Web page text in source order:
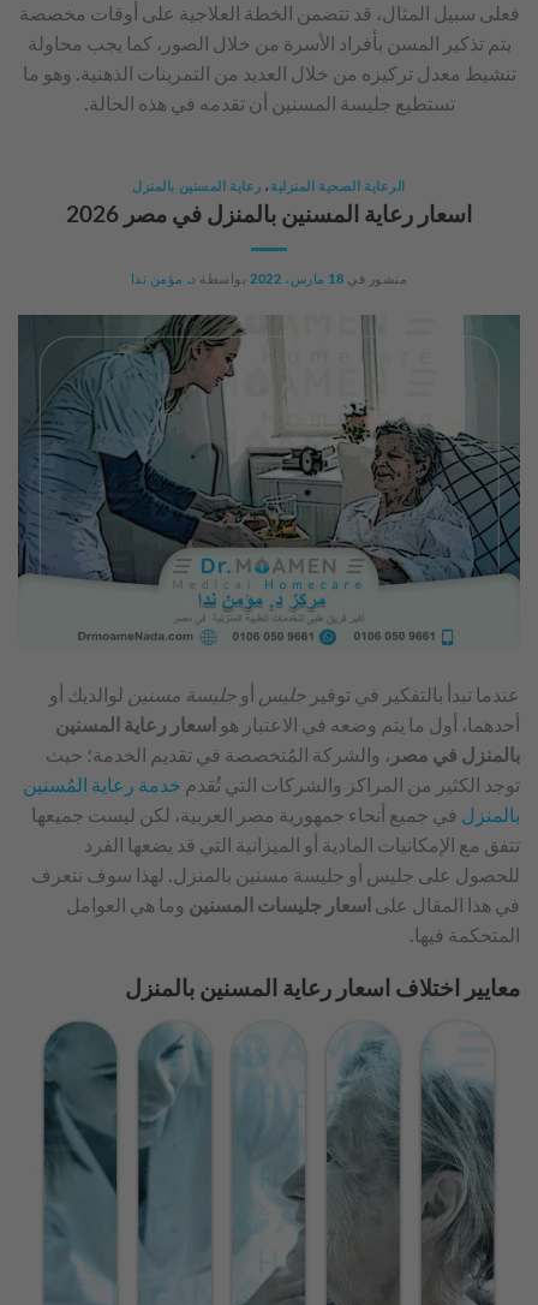
فعلى سبيل المثال، قد تتضمن الخطة العلاجية على أوقات مخصصة
يتم تذكير المسن بأفراد الأسرة من خلال الصور، كما يجب محاولة
تنشيط معدل تركيزه من خلال العديد من التمرينات الذهنية. وهو ما
تستطيع جليسة المسنين أن تقدمه في هذه الحالة.
الرعاية الصحية المنزلية ، رعاية المسنين بالمنزل
اسعار رعاية المسنين بالمنزل في مصر 2026
منشور في 18 مارس، 2022 بواسطة د. مؤمن ندا
عندما تبدأ بالتفكير في توفير جليس أو جليسة مسنين لوالديك أو
أحدهما، أول ما يتم وضعه في الاعتبار هو اسعار رعاية المسنين
بالمنزل في مصر ، والشركة المُتخصصة في تقديم الخدمة؛ حيث
توجد الكثير من المراكز والشركات التي تُقدم خدمة رعاية المُسنين
بالمنزل في جميع أنحاء جمهورية مصر العربية، لكن ليست جميعها
تتفق مع الإمكانيات المادية أو الميزانية التي قد يضعها الفرد
للحصول على جليس أو جليسة مسنين بالمنزل. لهذا سوف نتعرف
في هذا المقال على اسعار جليسات المسنين وما هي العوامل
المتحكمة فيها.
معايير اختلاف اسعار رعاية المسنين بالمنزل